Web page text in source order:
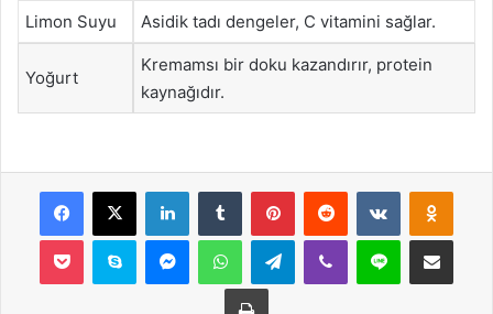
Limon Suyu Asidik tadı dengeler, C vitamini sağlar.
Yoğurt
Kremamsı bir doku kazandırır, protein
kaynağıdır.
Facebook
X LinkedInTumblr PinterestReddit VKontakte
Pocket Skype MessengerWhatsAppTelegramViber Line E-Posta ile
Yazdır